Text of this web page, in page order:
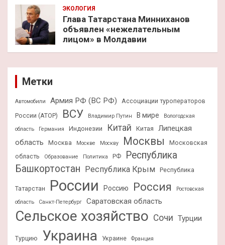
ЭКОЛОГИЯ
Глава Татарстана Минниханов
объявлен «нежелательным
лицом» в Молдавии
Метки
Автомобили Армия РФ (ВС РФ)
Ассоциации туроператоров
России (АТОР)
ВСУ Владимир Путин В мире
Вологодская
область
Германия Индонезии Китай Китая
Липецкая
область
Москва Москве Москву Москвы
Московская
область
Образование Политика РФ
Республика
Башкортостан
Республика Крым Республика
Татарстан России Россию Россия
Ростовская
область
Санкт-Петербург Саратовская область
Сельское хозяйство Сочи Турции
Турцию Украина Украине Франция